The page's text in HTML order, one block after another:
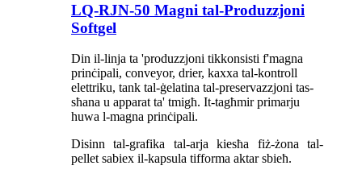
LQ-RJN-50 Magni tal-Produzzjoni
Softgel
Din il-linja ta 'produzzjoni tikkonsisti f'magna
prinċipali, conveyor, drier, kaxxa tal-kontroll
elettriku, tank tal-ġelatina tal-preservazzjoni tas-
sħana u apparat ta' tmigħ. It-tagħmir primarju
huwa l-magna prinċipali.
Disinn tal-grafika tal-arja kiesħa fiż-żona tal-
pellet sabiex il-kapsula tifforma aktar sbieħ.